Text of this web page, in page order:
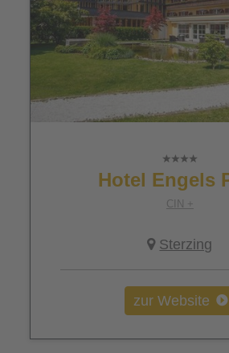
Hotel Engels
CIN +
Sterzing
zur Website